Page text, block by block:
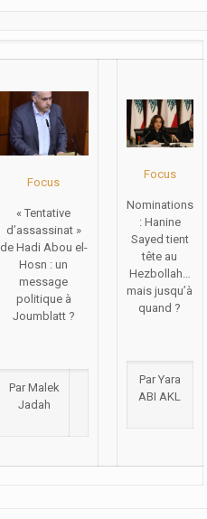
Focus
« Tentative
d’assassinat »
de Hadi Abou el-
Hosn : un
message
politique à
Joumblatt ?
Par Malek
Jadah
Focus
Nominations
: Hanine
Sayed tient
tête au
Hezbollah…
mais jusqu’à
quand ?
Par Yara
ABI AKL